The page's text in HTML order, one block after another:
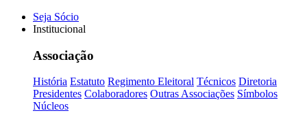
Seja Sócio
Institucional
Associação
História Estatuto Regimento Eleitoral Técnicos Diretoria
Presidentes Colaboradores Outras Associações Símbolos
Núcleos